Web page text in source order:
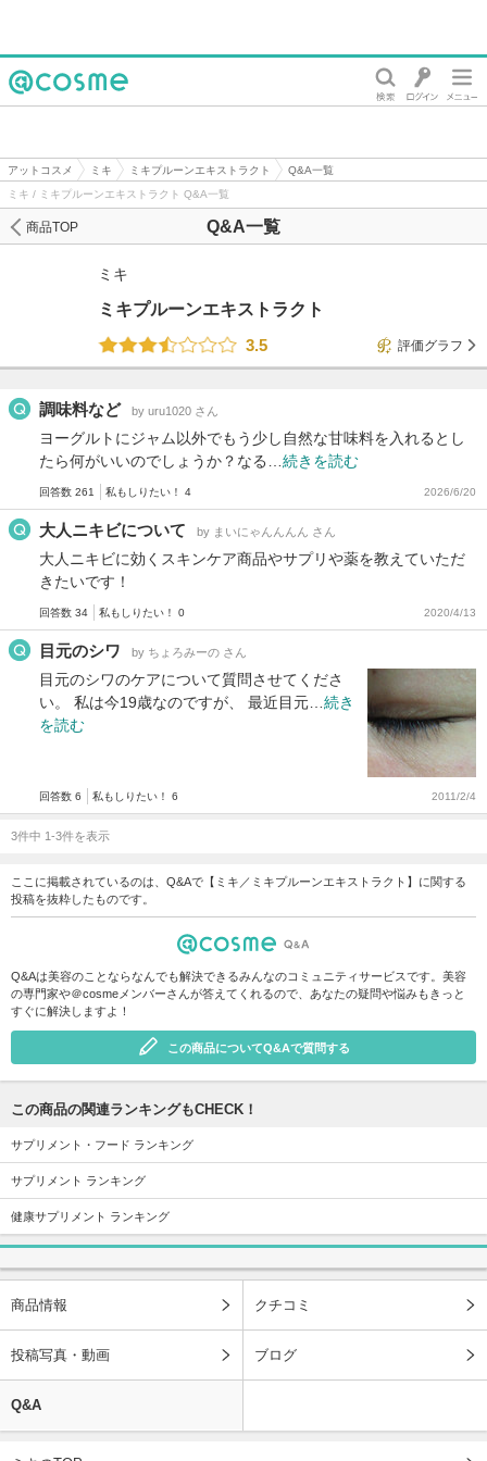
アットコスメ ミキ ミキプルーンエキストラクト
Q&A一覧
ミキ / ミキプルーンエキストラクト Q&A一覧
Q&A一覧
商品TOP
ミキ
ミキプルーンエキストラクト
3.5
評価グラフ
調味料など by uru1020 さん
ヨーグルトにジャム以外でもう少し自然な甘味料を入れるとし
たら何がいいのでしょうか？なる… 続きを読む
回答数 261 私もしりたい！ 4 2026/6/20
大人ニキビについて by まいにゃんんんん さん
大人ニキビに効くスキンケア商品やサプリや薬を教えていただ
きたいです！
回答数 34 私もしりたい！ 0 2020/4/13
目元のシワ by ちょろみーの さん
目元のシワのケアについて質問させてくださ
い。 私は今19歳なのですが、 最近目元… 続き
を読む
回答数 6 私もしりたい！ 6 2011/2/4
3件中 1-3件を表示
ここに掲載されているのは、Q&Aで【ミキ／ミキプルーンエキストラクト】に関する
投稿を抜粋したものです。
Q&Aは美容のことならなんでも解決できるみんなのコミュニティサービスです。美容
の専門家や＠cosmeメンバーさんが答えてくれるので、あなたの疑問や悩みもきっと
すぐに解決しますよ！
この商品についてQ&Aで質問する
この商品の関連ランキングもCHECK！
サプリメント・フード ランキング
サプリメント ランキング
健康サプリメント ランキング
商品情報 クチコミ
投稿写真・動画 ブログ
Q&A